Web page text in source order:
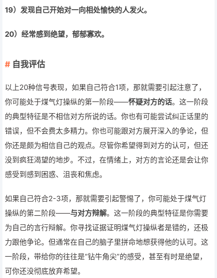
19）发现自己开始对一向相处愉快的人发火。
20）经常感到绝望，郁郁寡欢。
自我评估
以上20种信号表现，如果自己符合1项，那就需要引起注意了，
你可能处于煤气灯操纵的第一阶段——怀疑对方的话。这一阶段
的典型特征是不相信对方所说的话。你也有可能尝试纠正话里的
错误，但不会费太多精力。你也可能跟对方展开深入的争论，但
你还是颇为相信自己的观点。尽管你希望得到对方的认可，但还
没到疯狂渴望的地步。不过，在情绪上，对方的言论还是会让你
感受到感到困惑、沮丧和焦虑。
如果自己符合2-3项，那就需要引起警惕了，你可能处于煤气灯
操纵的第二阶段——与对方辩解。这一阶段的典型特征是你需要
为自己的言行辩解。你寻找证据证明煤气灯操纵者是错的，还极
力跟他争论。但通常在自己的脑子里拼命地想获得他的认可。这
一阶段，带给你的往往是“钻牛角尖”的感受，甚至有时是绝望，
可你还没彻底放弃希望。